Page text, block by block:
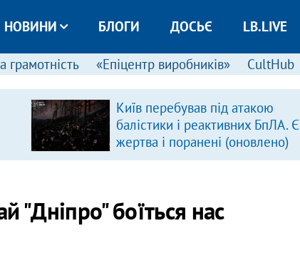
НОВИНИ БЛОГИ ДОСЬЄ LB.LIVE
грамотність «Епіцентр виробників» CultHub
Київ перебував під атакою
балістики і реактивних БпЛА. Є
жертва і поранені (оновлено)
"Дніпро" боїться нас